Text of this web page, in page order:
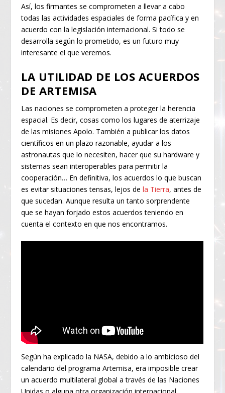
Así, los firmantes se comprometen a llevar a cabo
todas las actividades espaciales de forma pacífica y en
acuerdo con la legislación internacional. Si todo se
desarrolla según lo prometido, es un futuro muy
interesante el que veremos.
LA UTILIDAD DE LOS ACUERDOS
DE ARTEMISA
Las naciones se comprometen a proteger la herencia
espacial. Es decir, cosas como los lugares de aterrizaje
de las misiones Apolo. También a publicar los datos
científicos en un plazo razonable, ayudar a los
astronautas que lo necesiten, hacer que su hardware y
sistemas sean interoperables para permitir la
cooperación… En definitiva, los acuerdos lo que buscan
es evitar situaciones tensas, lejos dela Tierra, antes de
que sucedan. Aunque resulta un tanto sorprendente
que se hayan forjado estos acuerdos teniendo en
cuenta el contexto en que nos encontramos.
Según ha explicado la NASA, debido a lo ambicioso del
calendario del programa Artemisa, era imposible crear
un acuerdo multilateral global a través de las Naciones